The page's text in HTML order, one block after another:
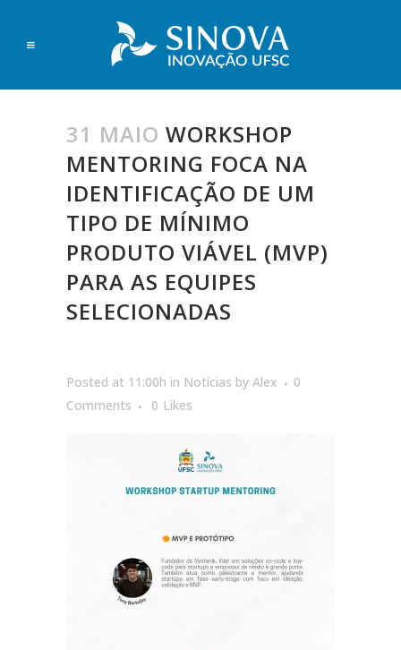
31 MAIO WORKSHOP
MENTORING FOCA NA
IDENTIFICAÇÃO DE UM
TIPO DE MÍNIMO
PRODUTO VIÁVEL (MVP)
PARA AS EQUIPES
SELECIONADAS
Posted at 11:00h in Notícias by Alex
0
Comments
0 Likes